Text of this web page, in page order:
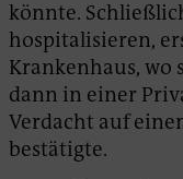
könnte.
hospitalisieren,
Krankenhaus, wo
dann in einer
Verdacht auf
bestätigte.